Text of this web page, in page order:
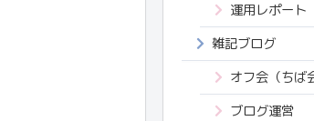
運用レポート
雑記ブログ
オフ会（ちば
ブログ運営